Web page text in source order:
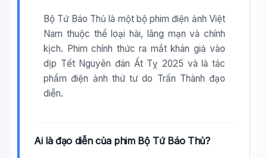
Bộ Tứ Báo Thủ là một bộ phim điện ảnh Việt
Nam thuộc thể loại hài, lãng mạn và chính
kịch. Phim chính thức ra mắt khán giả vào
dịp Tết Nguyên đán Ất Tỵ 2025 và là tác
phẩm điện ảnh thứ tư do Trấn Thành đạo
diễn.
Ai là đạo diễn của phim Bộ Tứ Báo Thủ?